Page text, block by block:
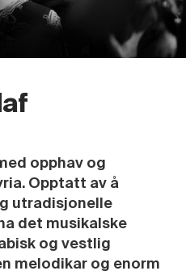
opphav og
Opptatt av å
utradisjonelle
det musikalske
og vestlig
melodikar og enorm